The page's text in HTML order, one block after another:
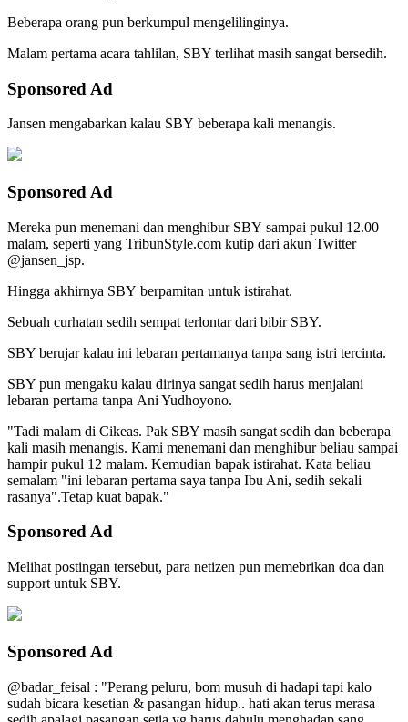
Beberapa orang pun berkumpul mengelilinginya.
Malam pertama acara tahlilan, SBY terlihat masih sangat bersedih.
Sponsored Ad
Jansen mengabarkan kalau SBY beberapa kali menangis.
Sponsored Ad
Mereka pun menemani dan menghibur SBY sampai pukul 12.00
malam, seperti yang TribunStyle.com kutip dari akun Twitter
@jansen_jsp.
Hingga akhirnya SBY berpamitan untuk istirahat.
Sebuah curhatan sedih sempat terlontar dari bibir SBY.
SBY berujar kalau ini lebaran pertamanya tanpa sang istri tercinta.
SBY pun mengaku kalau dirinya sangat sedih harus menjalani
lebaran pertama tanpa Ani Yudhoyono.
"Tadi malam di Cikeas. Pak SBY masih sangat sedih dan beberapa
kali masih menangis. Kami menemani dan menghibur beliau sampai
hampir pukul 12 malam. Kemudian bapak istirahat. Kata beliau
semalam "ini lebaran pertama saya tanpa Ibu Ani, sedih sekali
rasanya".Tetap kuat bapak."
Sponsored Ad
Melihat postingan tersebut, para netizen pun memebrikan doa dan
support untuk SBY.
Sponsored Ad
@badar_feisal : "Perang peluru, bom musuh di hadapi tapi kalo
sudah bicara kesetian & pasangan hidup.. hati akan terus merasa